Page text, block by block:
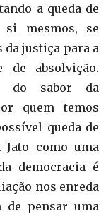
a queda de
mesmos, se
da justiça para a
de absolvição.
do sabor da
quem temos
queda de
Jato como uma
democracia é
nos enreda
de pensar uma